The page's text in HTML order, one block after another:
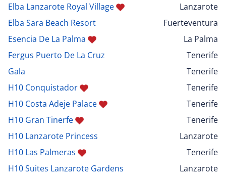
Elba Lanzarote Royal Village
Lanzarote
Elba Sara Beach Resort
Fuerteventura
Esencia De La Palma
La Palma
Fergus Puerto De La Cruz
Tenerife
Gala
Tenerife
H10 Conquistador
Tenerife
H10 Costa Adeje Palace
Tenerife
H10 Gran Tinerfe
Tenerife
H10 Lanzarote Princess
Lanzarote
H10 Las Palmeras
Tenerife
H10 Suites Lanzarote Gardens
Lanzarote